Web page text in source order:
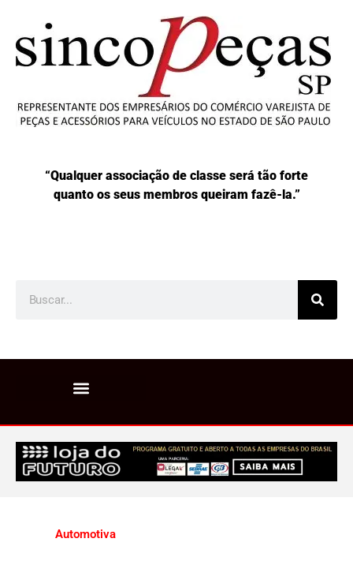
“Qualquer associação de classe será tão forte
quanto os seus membros queiram fazê-la.”
Automotiva